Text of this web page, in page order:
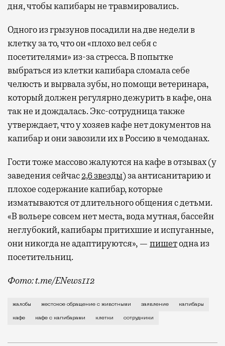
дня, чтобы капибары не травмировались.
Одного из грызунов посадили на две недели в
клетку за то, что он «плохо вел себя с
посетителями» из-за стресса. В попытке
выбраться из клетки капибара сломала себе
челюсть и вырвала зубы, но помощи ветеринара,
который должен регулярно дежурить в кафе, она
так не и дождалась. Экс-сотрудница также
утверждает, что у хозяев кафе нет документов на
капибар и они завозили их в Россию в чемоданах.
Гости тоже массово жалуются на кафе в отзывах (у
заведения сейчас2,6 звезды) за антисанитарию и
плохое содержание капибар, которые
изматываются от длительного общения с детьми.
«В вольере совсем нет места, вода мутная, бассейн
неглубокий, капибары притихшие и испуганные,
они никогда не адаптируются», — пишетодна из
посетительниц.
Фото: t.me/ENews112
С момента открытия нового контактного кафе с
жалобы жестокое обращение с животными заявление капибары
кафе кафе с капибарами клетки сотрудники